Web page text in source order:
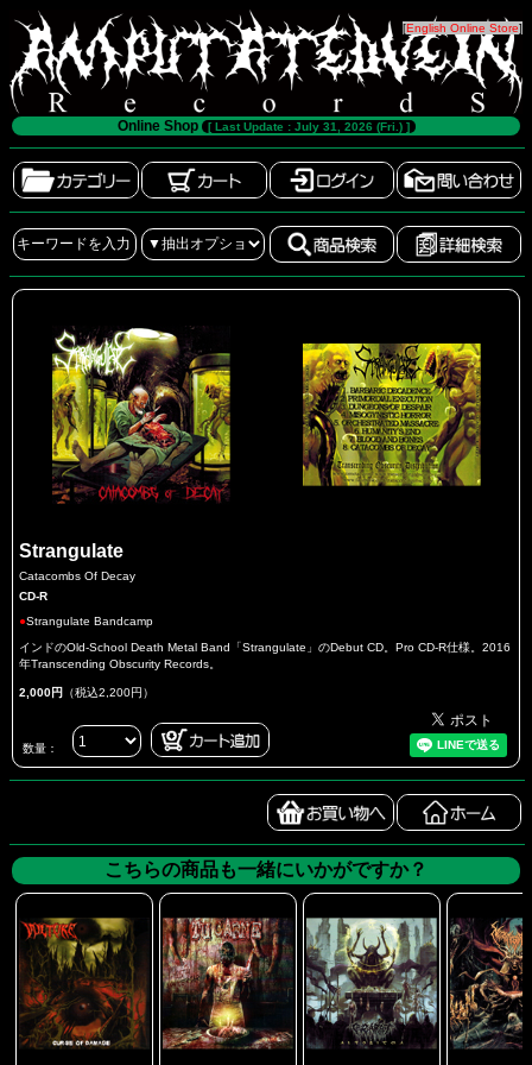
[English Online Store]
Online Shop [ Last Update : July 31, 2026 (Fri.) ]
Strangulate
Catacombs Of Decay
CD-R
●Strangulate Bandcamp
インドのOld-School Death Metal Band「Strangulate」のDebut CD。Pro CD-R仕様。2016
年Transcending Obscurity Records。
2,000円 （税込2,200円）
数量：
こちらの商品も一緒にいかがですか？